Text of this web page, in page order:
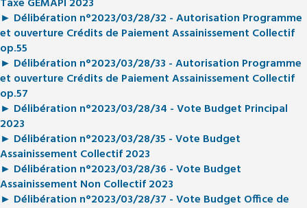
► Délibération n°2023/03/28/32 - Autorisation Programme
et ouverture Crédits de Paiement Assainissement Collectif
op.55
► Délibération n°2023/03/28/33 - Autorisation Programme
et ouverture Crédits de Paiement Assainissement Collectif
op.57
► Délibération n°2023/03/28/34 - Vote Budget Principal
2023
► Délibération n°2023/03/28/35 - Vote Budget
Assainissement Collectif 2023
► Délibération n°2023/03/28/36 - Vote Budget
Assainissement Non Collectif 2023
► Délibération n°2023/03/28/37 - Vote Budget Office de